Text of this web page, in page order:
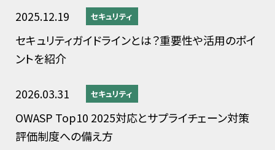
2025.12.19 セキュリティ
セキュリティガイドラインとは？重要性や活用のポイ
ントを紹介
2026.03.31 セキュリティ
OWASP Top10 2025対応とサプライチェーン対策
評価制度への備え方